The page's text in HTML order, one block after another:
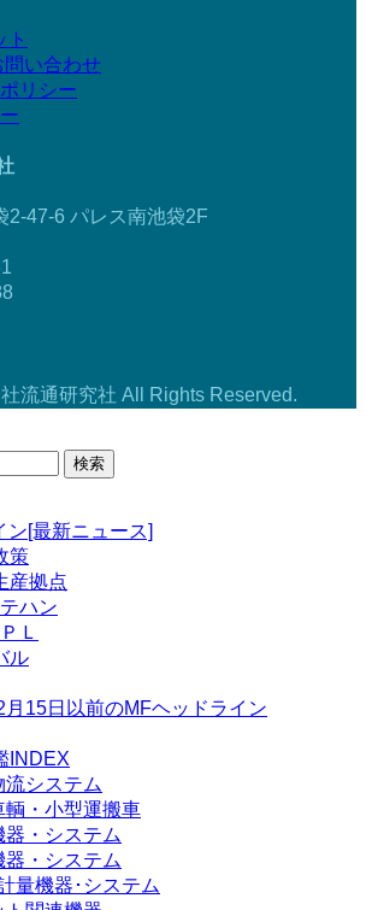
ト
い合わせ
リシー
2-47-6 パレス南池袋2F
流通研究社 All Rights Reserved.
ン[最新ニュース]
策
産拠点
ハン
Ｌ
ル
月15日以前のMFヘッドライン
INDEX
流システム
輌・小型運搬車
器・システム
器・システム
量機器･システム